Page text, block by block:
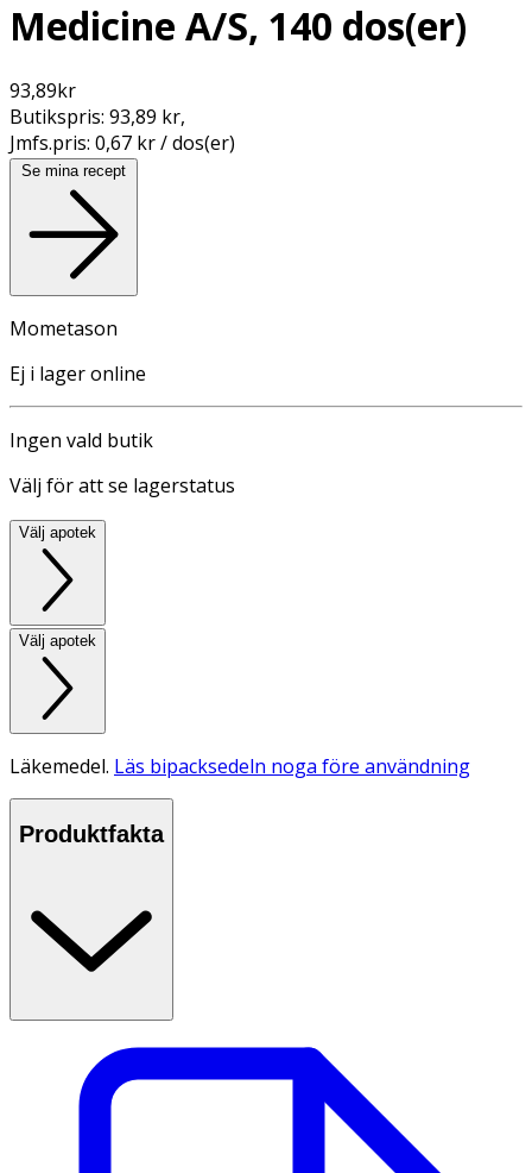
Medicine A/S, 140 dos(er)
93,89kr
Butikspris: 93,89 kr,
Jmfs.pris: 0,67 kr / dos(er)
Se mina recept
Mometason
Ej i lager online
Ingen vald butik
Välj för att se lagerstatus
Välj apotek
Välj apotek
Läkemedel. Läs bipacksedeln noga före användning
Produktfakta